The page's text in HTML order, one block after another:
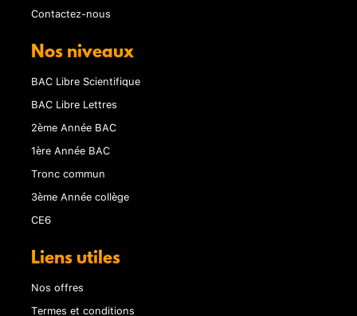
Contactez-nous
Nos niveaux
BAC Libre Scientifique
BAC Libre Lettres
2ème Année BAC
1ère Année BAC
Tronc commun
3ème Année collège
CE6
Liens utiles
Nos offres
Termes et conditions